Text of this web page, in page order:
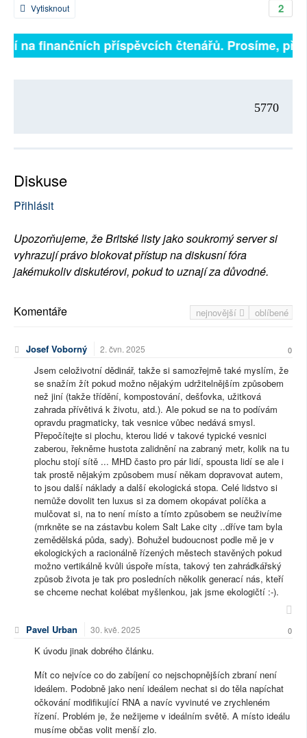
2
Vytisknout
na finančních příspěvcích čtenářů. Prosíme,
5770
Diskuse
Přihlásit
Upozorňujeme, že Britské listy jako soukromý server si
vyhrazují právo blokovat přístup na diskusní fóra
jakémukoliv diskutérovi, pokud to uznají za důvodné.
nejnovější oblíbené
Komentáře
Josef Voborný 2. čvn. 2025 0
Jsem celoživotní dědinář, takže si samozřejmě také myslím, že
se snažím žít pokud možno nějakým udržitelnějším způsobem
než jiní (takže třídění, kompostování, dešťovka, užitková
zahrada přívětivá k životu, atd.). Ale pokud se na to podívám
opravdu pragmaticky, tak vesnice vůbec nedává smysl.
Přepočítejte si plochu, kterou lidé v takové typické vesnici
zaberou, řekněme hustota zalidnění na zabraný metr, kolik na tu
plochu stojí sítě ... MHD často pro pár lidí, spousta lidí se ale i
tak prostě nějakým způsobem musí někam dopravovat autem,
to jsou další náklady a další ekologická stopa. Celé lidstvo si
nemůže dovolit ten luxus si za domem okopávat políčka a
mulčovat si, na to není místo a tímto způsobem se neuživíme
(mrkněte se na zástavbu kolem Salt Lake city ..dříve tam byla
zemědělská půda, sady). Bohužel budoucnost podle mě je v
ekologických a racionálně řízených městech stavěných pokud
možno vertikálně kvůli úspoře místa, takový ten zahrádkářský
způsob života je tak pro posledních několik generací nás, kteří
se chceme nechat kolébat myšlenkou, jak jsme ekologičtí :-).
Pavel Urban 30. kvě. 2025 0
K úvodu jinak dobrého článku.
Mít co nejvíce co do zabíjení co nejschopnějších zbraní není
ideálem. Podobně jako není ideálem nechat si do těla napíchat
očkování modifikující RNA a navíc vyvinuté ve zrychleném
řízení. Problém je, že nežijeme v ideálním světě. A místo ideálu
musíme občas volit menší zlo.